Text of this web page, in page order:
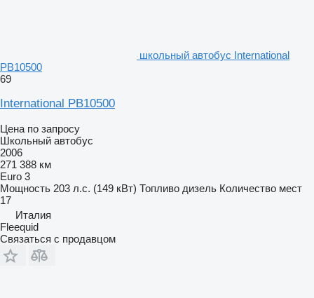
школьный автобус International
PB10500
69
International PB10500
Цена по запросу
Школьный автобус
2006
271 388 км
Euro 3
Мощность 203 л.с. (149 кВт) Топливо дизель Количество мест
17
Италия
Fleequid
Связаться с продавцом